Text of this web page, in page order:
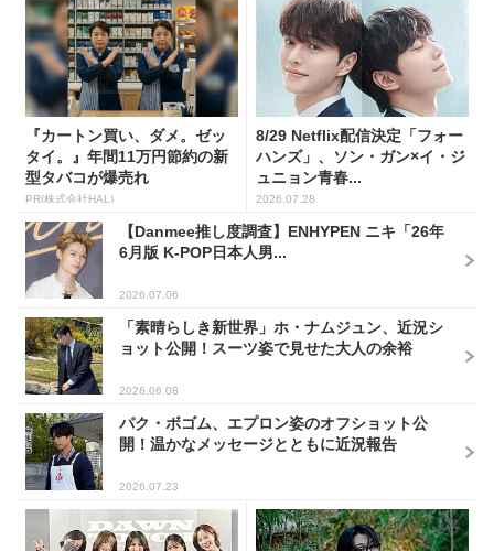
『カートン買い、ダメ。ゼッ
タイ。』年間11万円節約の新
型タバコが爆売れ
PR(株式会社HAL)
8/29 Netflix配信決定「フォー
ハンズ」、ソン・ガン×イ・ジ
ュニョン青春...
2026.07.28
【Danmee推し度調査】ENHYPEN ニキ「26年
6月版 K-POP日本人男...
2026.07.06
「素晴らしき新世界」ホ・ナムジュン、近況シ
ョット公開！スーツ姿で見せた大人の余裕
2026.06.08
パク・ボゴム、エプロン姿のオフショット公
開！温かなメッセージとともに近況報告
2026.07.23